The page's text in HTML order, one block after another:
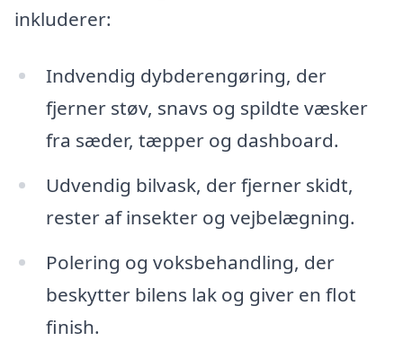
inkluderer:
Indvendig dybderengøring, der
fjerner støv, snavs og spildte væsker
fra sæder, tæpper og dashboard.
Udvendig bilvask, der fjerner skidt,
rester af insekter og vejbelægning.
Polering og voksbehandling, der
beskytter bilens lak og giver en flot
finish.